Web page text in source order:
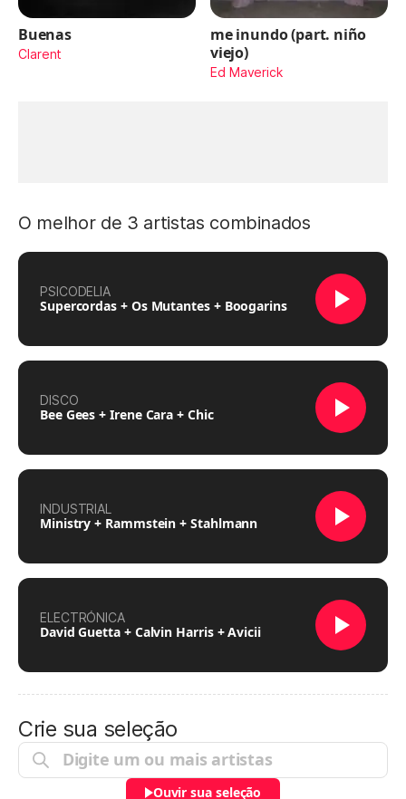
Buenas
Clarent
me inundo (part. niño
viejo)
Ed Maverick
O melhor de 3 artistas combinados
PSICODELIA
Supercordas + Os Mutantes + Boogarins
DISCO
Bee Gees + Irene Cara + Chic
INDUSTRIAL
Ministry + Rammstein + Stahlmann
ELECTRÓNICA
David Guetta + Calvin Harris + Avicii
Crie sua seleção
Ouvir sua seleção